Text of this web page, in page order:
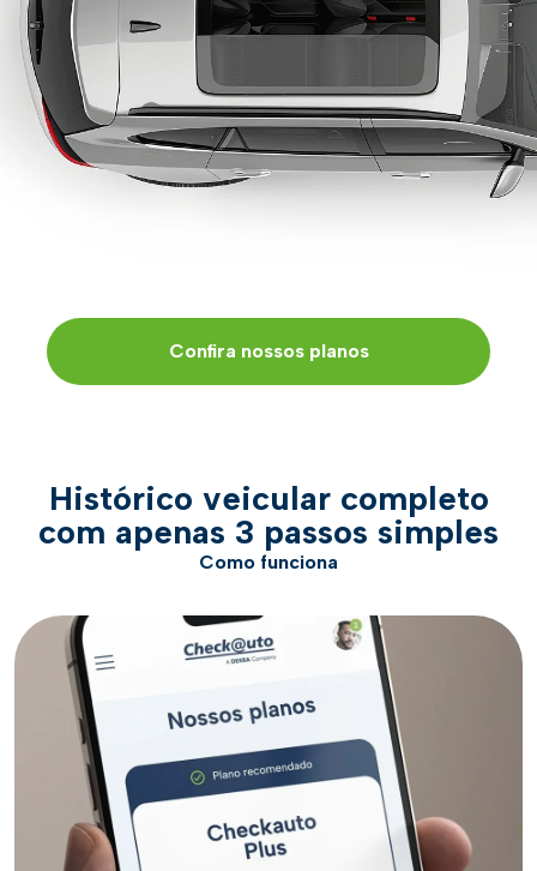
Confira nossos planos
Como funciona
Histórico veicular completo
com apenas 3 passos simples